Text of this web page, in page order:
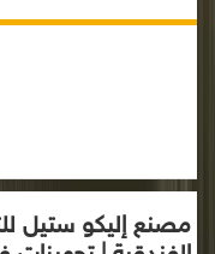
مصنع إليكو ستيل